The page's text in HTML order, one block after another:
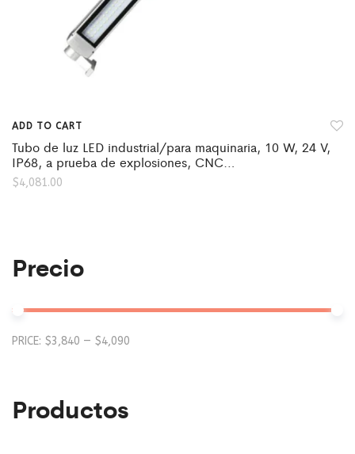
ADD TO CART
Tubo de luz LED industrial/para maquinaria, 10 W, 24 V,
IP68, a prueba de explosiones, CNC…
$4,081.00
Precio
PRICE: $3,840 — $4,090
Productos